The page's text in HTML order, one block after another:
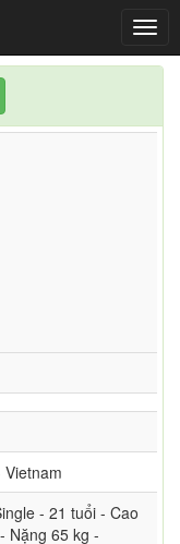
Vietnam
- 21 tuổi - Cao
Nặng 65 kg -